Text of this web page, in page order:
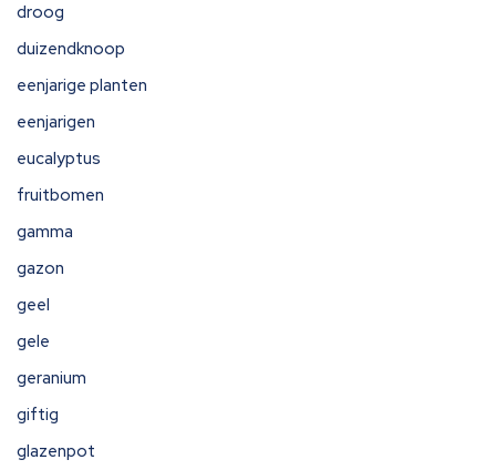
droog
duizendknoop
eenjarige planten
eenjarigen
eucalyptus
fruitbomen
gamma
gazon
geel
gele
geranium
giftig
glazenpot